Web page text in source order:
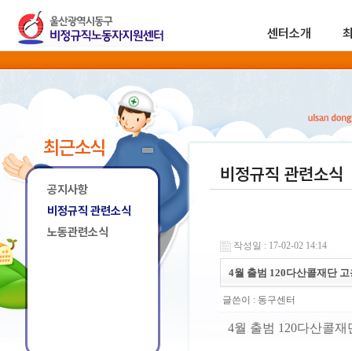
센터소개
최근소식
공지사항
비정규직 관련소식
노동관련소식
비정규직 관련소식
작성일 : 17-02-02 14:14
4월 출범 120다산콜재단
글쓴이 : 동구센터
4월 출범 120다산콜